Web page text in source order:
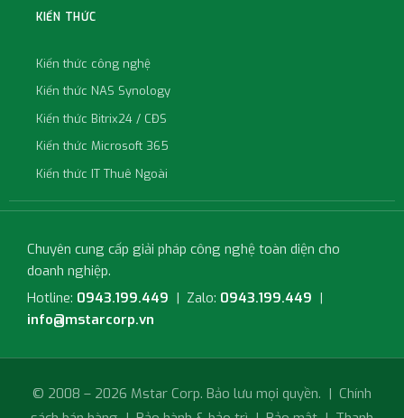
KIẾN THỨC
Kiến thức công nghệ
Kiến thức NAS Synology
Kiến thức Bitrix24 / CĐS
Kiến thức Microsoft 365
Kiến thức IT Thuê Ngoài
Chuyên cung cấp giải pháp công nghệ toàn diện cho
doanh nghiệp.
Hotline: 0943.199.449 | Zalo: 0943.199.449 |
info@mstarcorp.vn
© 2008 – 2026 Mstar Corp. Bảo lưu mọi quyền. | Chính